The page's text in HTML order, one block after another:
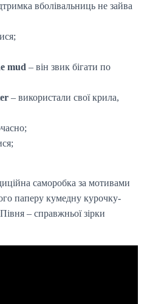
вболівальниць не зайва
mud – він звик бігати по
– використали свої крила,
саморобка за мотивами
паперу кумедну курочку-
– справжньої зірки